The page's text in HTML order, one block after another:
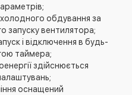
обдування за
запуску вентилятора;
і відключення в будь-
таймера;
здійснюється
оснащений